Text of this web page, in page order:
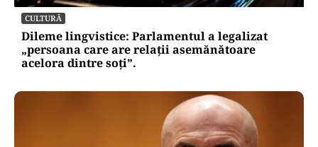
CULTURĂ
Dileme lingvistice: Parlamentul a legalizat
„persoana care are relații asemănătoare
acelora dintre soți”.